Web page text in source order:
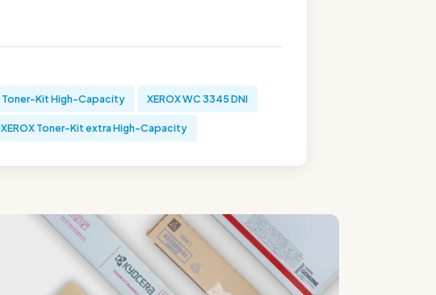
Toner-Kit High-Capacity XEROX WC 3345 DNI
XEROX Toner-Kit extra High-Capacity